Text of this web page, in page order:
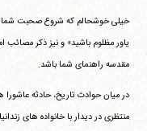
خیلی خوشحالم که شروع صحبت شما
یاور مظلوم باشید» و نیز ذکر مصائب
مقدسه راهنمای شما باشد.
در میان حوادث تاریخ، حادثه
منتظری در دیدار با خانواده های